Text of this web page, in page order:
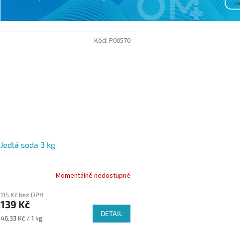
Jedlá soda 3 kg
produktu
je
5,0
Momentálně nedostupné
115 Kč bez DPH
139 Kč
Měrná
46,33 Kč / 1 kg
DETAIL
Kód: P00570